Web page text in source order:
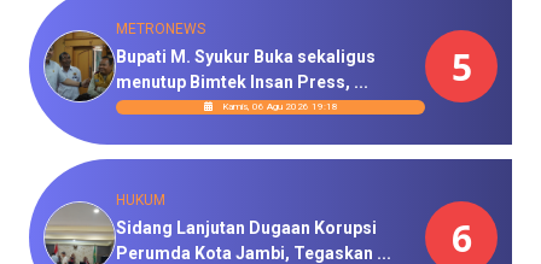
METRONEWS
Bupati M. Syukur Buka sekaligus
menutup Bimtek Insan Press, ...
Kamis, 06 Agu 2026 19:18
5
HUKUM
Sidang Lanjutan Dugaan Korupsi
Perumda Kota Jambi, Tegaskan ...
6